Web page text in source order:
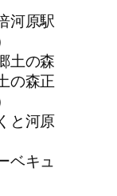
河原駅
土の森
の森正
と河原
ベキュ